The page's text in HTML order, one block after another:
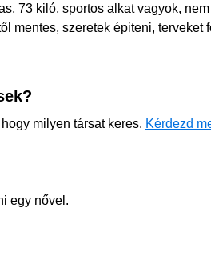
73 kiló, sportos alkat vagyok,
mentes, szeretek épiteni, terveket
milyen társat keres. Kérdezd
egy nővel.